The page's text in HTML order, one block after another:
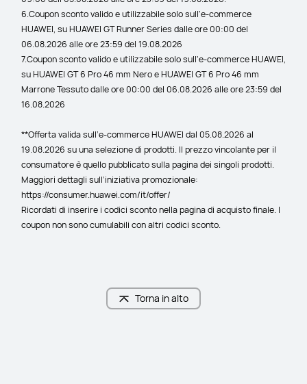
6.Coupon sconto valido e utilizzabile solo sull'e-commerce
HUAWEI, su HUAWEI GT Runner Series dalle ore 00:00 del
06.08.2026 alle ore 23:59 del 19.08.2026
7.Coupon sconto valido e utilizzabile solo sull'e-commerce HUAWEI,
su HUAWEI GT 6 Pro 46 mm Nero e HUAWEI GT 6 Pro 46 mm
Marrone Tessuto dalle ore 00:00 del 06.08.2026 alle ore 23:59 del
16.08.2026
**Offerta valida sull’e-commerce HUAWEI dal 05.08.2026 al
19.08.2026 su una selezione di prodotti. Il prezzo vincolante per il
consumatore è quello pubblicato sulla pagina dei singoli prodotti.
Maggiori dettagli sull’iniziativa promozionale:
https://consumer.huawei.com/it/offer/
Ricordati di inserire i codici sconto nella pagina di acquisto finale. I
coupon non sono cumulabili con altri codici sconto.
Torna in alto